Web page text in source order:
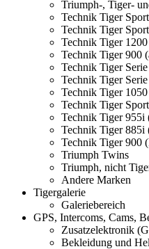
Triumph-, Tiger-
Technik Tiger
Technik Tiger
Technik Tiger
Technik Tiger 900
Technik Tiger
Technik Tiger
Technik Tiger
Technik Tiger
Technik Tiger 955i
Technik Tiger
Technik Tiger 900
Triumph Twins
Triumph, nicht
Andere Marken
Tigergalerie
Galeriebereich
GPS, Intercoms, Cams,
Zusatzelektronik
Bekleidung und